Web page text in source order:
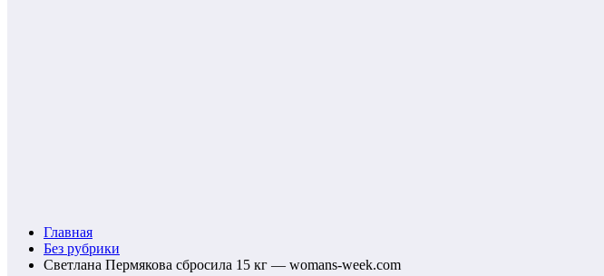
Главная
Без рубрики
Светлана Пермякова сбросила 15 кг — womans-week.com